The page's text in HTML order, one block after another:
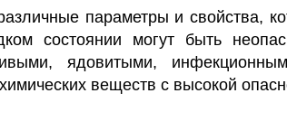
параметры и свойства,
состоянии могут быть
ядовитыми,
веществ с высокой